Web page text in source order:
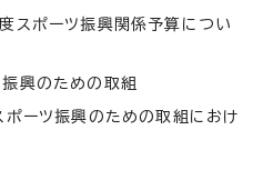
スポーツ振興関係予算につい
興のための取組
ポーツ振興のための取組におけ